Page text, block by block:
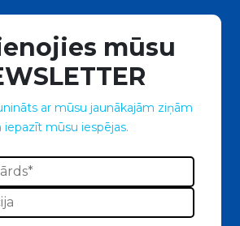
mūsu
ar mūsu jaunākajām ziņām
iepazīt mūsu iespējas.